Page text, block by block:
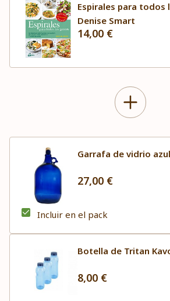
Espirales para todos
Denise Smart
14,00 €
Garrafa de vidrio
27,00 €
Incluir en el pack
Botella de Tritan
8,00 €